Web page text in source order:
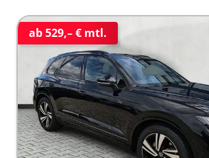
ab 529,– € mtl.